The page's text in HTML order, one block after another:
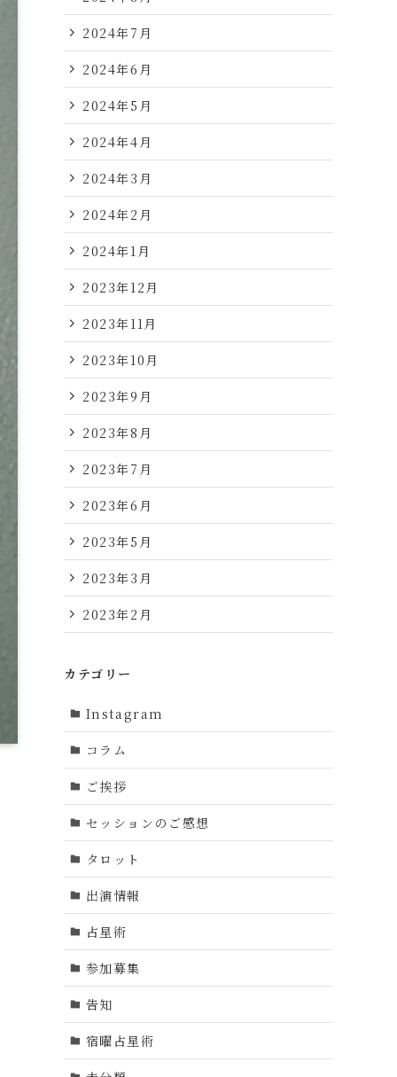
2024年7月
2024年6月
2024年5月
2024年4月
2024年3月
2024年2月
2024年1月
2023年12月
2023年11月
2023年10月
2023年9月
2023年8月
2023年7月
2023年6月
2023年5月
2023年3月
2023年2月
カテゴリー
Instagram
コラム
ご挨拶
セッションのご感想
タロット
出演情報
占星術
参加募集
告知
宿曜占星術